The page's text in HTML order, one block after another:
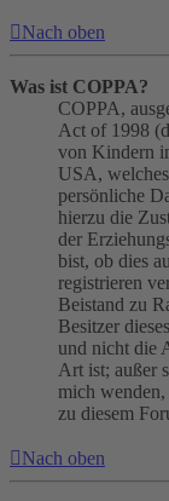
Nach oben
Was ist COPPA?
COPPA,
Act of 1998
von Kindern
USA,
persönliche
hierzu die
der
bist, ob dies
registrieren
Beistand zu
Besitzer
und nicht die
Art ist; außer
mich
zu diesem
Nach oben